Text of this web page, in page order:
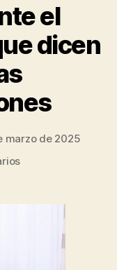
el
dicen
marzo de 2025
en
el
embarazo